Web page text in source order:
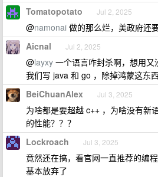
Tomatopotato Jul 2, 2025
@namonai 做的那么烂，美政府还
Aicnal Jul 2, 2025
@layxy 一个语言咋封杀啊，想用
我们写 java 和 go ，除掉鸿蒙这东
BeiChuanAlex Jul 3, 2025
为啥都是要超越 c++ ，为啥没有新
的性能？？？
Lockroach Jul 3, 2025
竟然还在搞，看官网一直推荐的编
基本放弃了